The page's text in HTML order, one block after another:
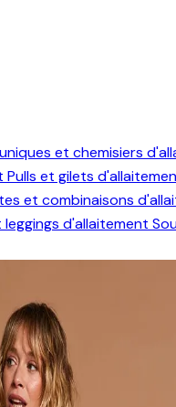
et chemisiers
Pulls et gilets
et combinaisons
d'allaitement